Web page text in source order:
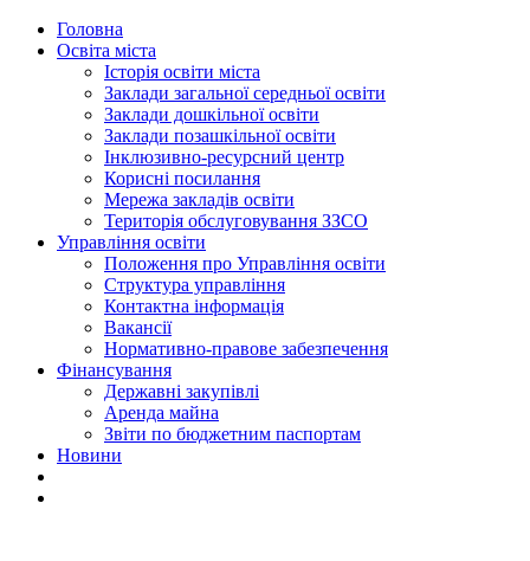
Головна
Освіта міста
Історія освіти міста
Заклади загальної середньої освіти
Заклади дошкільної освіти
Заклади позашкільної освіти
Інклюзивно-ресурсний центр
Корисні посилання
Мережа закладів освіти
Територія обслуговування ЗЗСО
Управління освіти
Положення про Управління освіти
Структура управління
Контактна інформація
Вакансії
Нормативно-правове забезпечення
Фінансування
Державні закупівлі
Аренда майна
Звіти по бюджетним паспортам
Новини